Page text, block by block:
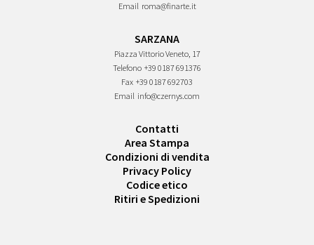
Email roma@finarte.it
SARZANA
Piazza Vittorio Veneto, 17
Telefono +39 0187 691376
Fax +39 0187 692703
Email info@czernys.com
Contatti
Area Stampa
Condizioni di vendita
Privacy Policy
Codice etico
Ritiri e Spedizioni